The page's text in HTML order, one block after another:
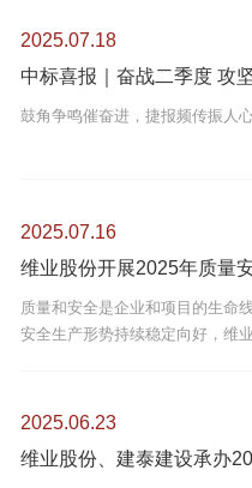
2025.07.18
中标喜报｜奋战二季度 攻
鼓角争鸣催奋进，捷报频传振人
2025.07.16
质量和安全是企业和项目的生命
安全生产形势持续稳定向好，维
2025.06.23